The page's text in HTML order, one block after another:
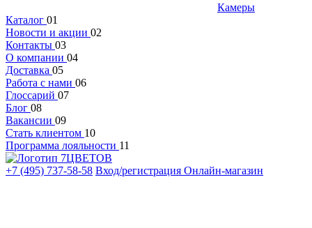
Камеры
Каталог 01
Новости и акции 02
Контакты 03
О компании 04
Доставка 05
Работа с нами 06
Глоссарий 07
Блог 08
Вакансии 09
Стать клиентом 10
Программа лояльности 11
+7 (495) 737-58-58 Вход/регистрация Онлайн-магазин